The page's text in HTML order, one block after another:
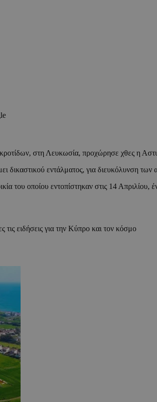
στη Λευκωσία, προχώρησε χθες η
δικαστικού εντάλματος, για
του οποίου εντοπίστηκαν στις 14 Απριλίου,
τις ειδήσεις για την Κύπρο και τον κόσμο